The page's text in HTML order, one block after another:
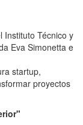
Instituto Técnico y
Eva Simonetta e
startup,
proyectos